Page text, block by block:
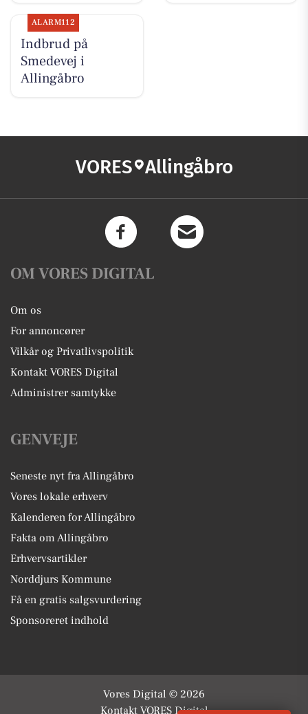
ALARM112
Indbrud på
Smedevej i
Allingåbro
VORES Allingåbro
OM VORES DIGITAL
Om os
For annoncører
Vilkår og Privatlivspolitik
Kontakt VORES Digital
Administrer samtykke
GENVEJE
Seneste nyt fra Allingåbro
Vores lokale erhverv
Kalenderen for Allingåbro
Fakta om Allingåbro
Erhvervsartikler
Norddjurs Kommune
Få en gratis salgsvurdering
Sponsoreret indhold
Vores Digital © 2026
Kontakt VORES Digital